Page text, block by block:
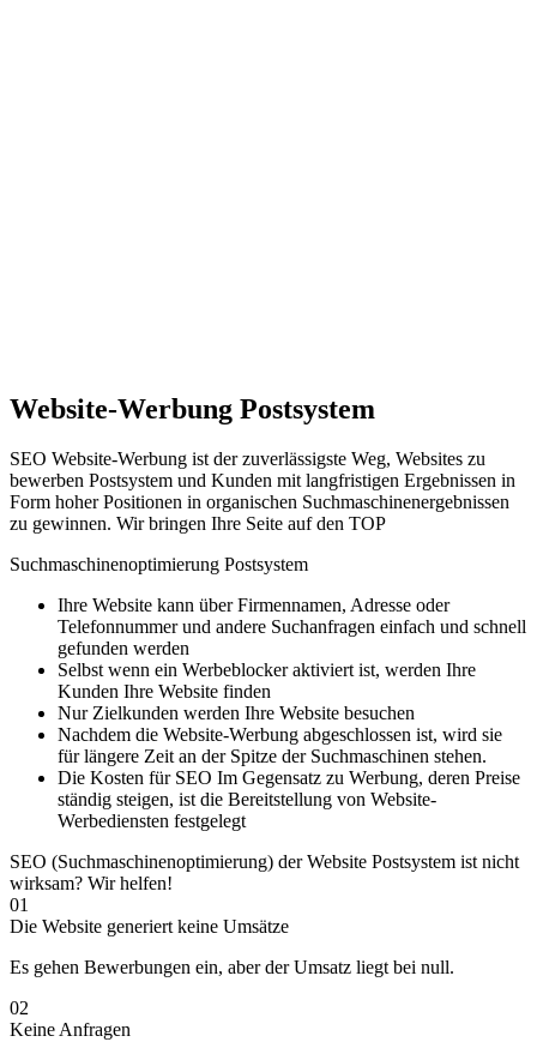
Website-Werbung Postsystem
SEO Website-Werbung ist der zuverlässigste Weg, Websites zu
bewerben Postsystem und Kunden mit langfristigen Ergebnissen in
Form hoher Positionen in organischen Suchmaschinenergebnissen
zu gewinnen. Wir bringen Ihre Seite auf den TOP
Suchmaschinenoptimierung Postsystem
Ihre Website kann über Firmennamen, Adresse oder
Telefonnummer und andere Suchanfragen einfach und schnell
gefunden werden
Selbst wenn ein Werbeblocker aktiviert ist, werden Ihre
Kunden Ihre Website finden
Nur Zielkunden werden Ihre Website besuchen
Nachdem die Website-Werbung abgeschlossen ist, wird sie
für längere Zeit an der Spitze der Suchmaschinen stehen.
Die Kosten für SEO Im Gegensatz zu Werbung, deren Preise
ständig steigen, ist die Bereitstellung von Website-
Werbediensten festgelegt
SEO (Suchmaschinenoptimierung) der Website Postsystem ist nicht
wirksam? Wir helfen!
01
Die Website generiert keine Umsätze
Es gehen Bewerbungen ein, aber der Umsatz liegt bei null.
02
Keine Anfragen